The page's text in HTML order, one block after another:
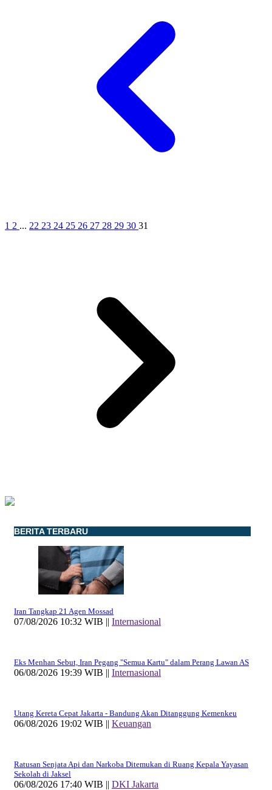
1 2 ... 22 23 24 25 26 27 28 29 30 31
BERITA TERBARU
Iran Tangkap 21 Agen Mossad
07/08/2026 10:32 WIB || Internasional
Eks Menhan Sebut, Iran Pegang "Semua Kartu" dalam Perang Lawan AS
06/08/2026 19:39 WIB || Internasional
Utang Kereta Cepat Jakarta - Bandung Akan Ditanggung Kemenkeu
06/08/2026 19:02 WIB || Keuangan
Ratusan Senjata Api dan Narkoba Ditemukan di Ruang Kepala Yayasan
Sekolah di Jaksel
06/08/2026 17:40 WIB || DKI Jakarta